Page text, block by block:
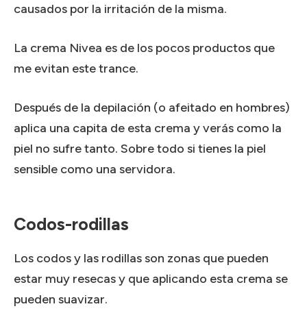
causados ​​por la irritación de la misma.
La crema Nivea es de los pocos productos que
me evitan este trance.
Después de la depilación (o afeitado en hombres)
aplica una capita de esta crema y verás como la
piel no sufre tanto. Sobre todo si tienes la piel
sensible como una servidora.
Codos-rodillas
Los codos y las rodillas son zonas que pueden
estar muy resecas y que aplicando esta crema se
pueden suavizar.